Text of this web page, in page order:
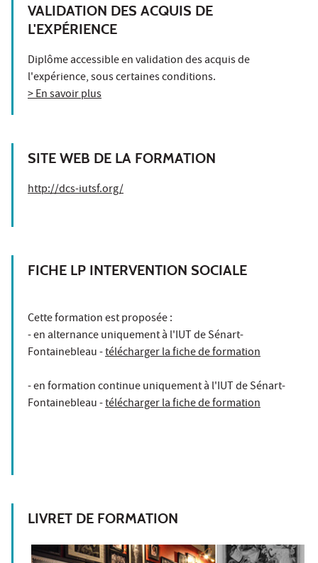
VALIDATION DES ACQUIS DE
L'EXPÉRIENCE
Diplôme accessible en validation des acquis de
l'expérience, sous certaines conditions.
> En savoir plus
SITE WEB DE LA FORMATION
http://dcs-iutsf.org/
FICHE LP INTERVENTION SOCIALE
Cette formation est proposée :
- en alternance uniquement à l'IUT de Sénart-
Fontainebleau -télécharger la fiche de formation
- en formation continue uniquement à l'IUT de Sénart-
Fontainebleau -télécharger la fiche de formation
LIVRET DE FORMATION